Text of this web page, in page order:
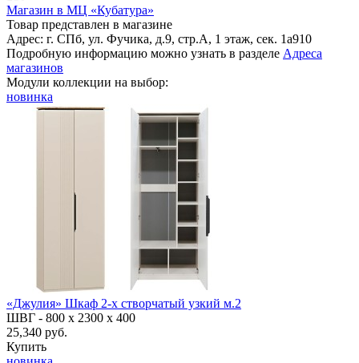
Магазин в МЦ «Кубатура»
Товар представлен в магазине
Адрес: г. СПб, ул. Фучика, д.9, стр.А, 1 этаж, сек. 1a910
Подробную информацию можно узнать в разделе Адреса
магазинов
Модули коллекции на выбор:
новинка
«Джулия» Шкаф 2-х створчатый узкий м.2
ШВГ - 800 х 2300 х 400
25,340 руб.
Купить